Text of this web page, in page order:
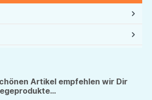
Artikel empfehlen wir Dir